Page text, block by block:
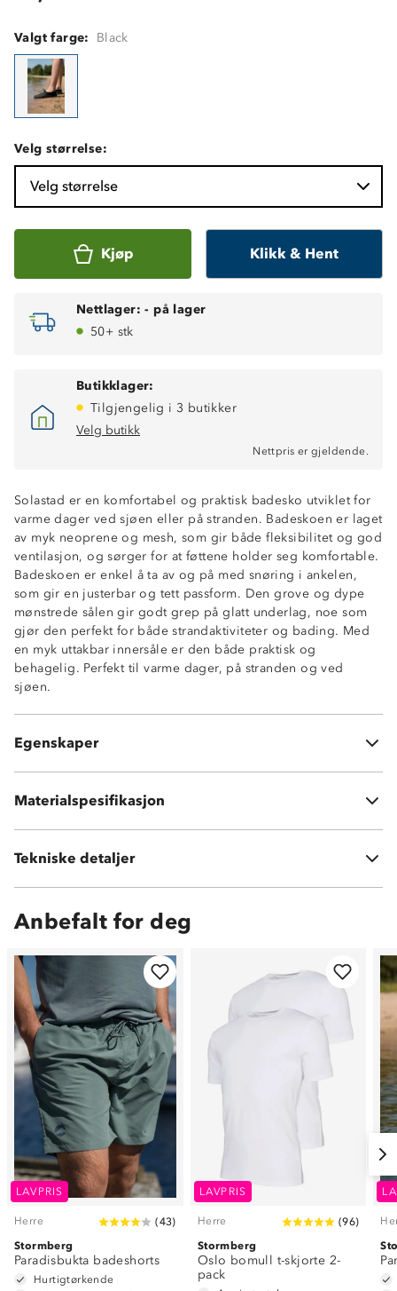
Valgt farge: Black
Velg størrelse:
Velg størrelse
Kjøp Klikk & Hent
Nettlager: - på lager
50+ stk
Butikklager:
Tilgjengelig i 3 butikker
Velg butikk
Nettpris er gjeldende.
Solastad er en komfortabel og praktisk badesko utviklet for
varme dager ved sjøen eller på stranden. Badeskoen er laget
av myk neoprene og mesh, som gir både fleksibilitet og god
ventilasjon, og sørger for at føttene holder seg komfortable.
Badeskoen er enkel å ta av og på med snøring i ankelen,
som gir en justerbar og tett passform. Den grove og dype
mønstrede sålen gir godt grep på glatt underlag, noe som
gjør den perfekt for både strandaktiviteter og bading. Med
en myk uttakbar innersåle er den både praktisk og
behagelig. Perfekt til varme dager, på stranden og ved
sjøen.
Egenskaper
Snøring
Myk og fleksibel
Materialspesifikasjon
Yttersåle: TPR
romtemperatur.
Tekniske detaljer
Vekt:832 gram i str 42
Anbefalt for deg
LAVPRIS
Herre (43)
Stormberg
Paradisbukta badeshorts
Hurtigtørkende
LAVPRIS
Herre (96)
Stormberg
Oslo bomull t-skjorte 2-
pack